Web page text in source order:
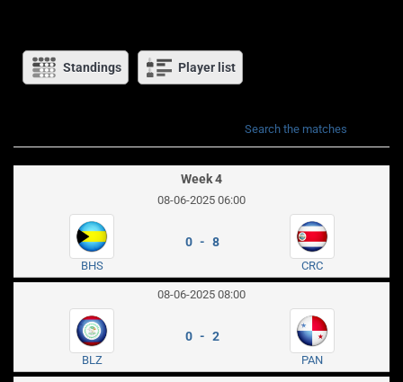
Standings Player list
Search the matches
Week 4
08-06-2025 06:00
BHS
0 - 8
CRC
08-06-2025 08:00
BLZ
0 - 2
PAN